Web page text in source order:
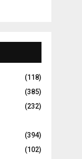
(118)
(385)
(232)
(394)
(102)